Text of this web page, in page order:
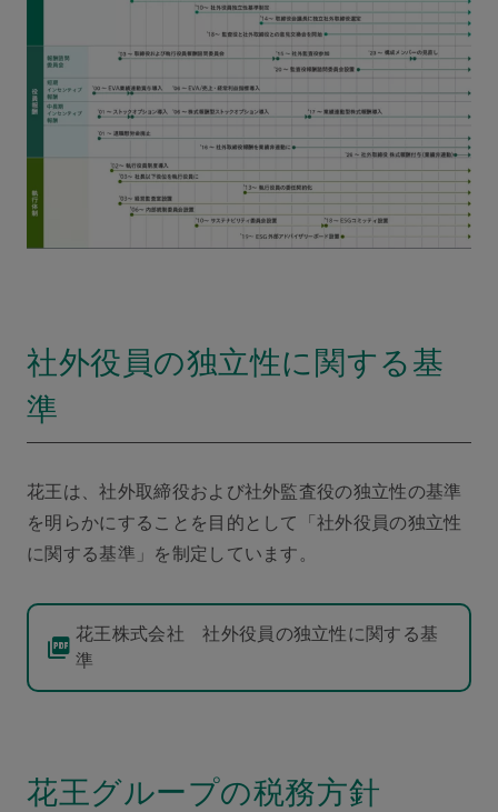
社外役員の独立性に関する基
準
花王は、社外取締役および社外監査役の独立性の基準
を明らかにすることを目的として「社外役員の独立性
に関する基準」を制定しています。
花王株式会社 社外役員の独立性に関する基
準
花王グループの税務方針